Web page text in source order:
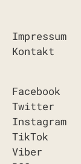
Impressum
Kontakt
Facebook
Twitter
Instagram
TikTok
Viber